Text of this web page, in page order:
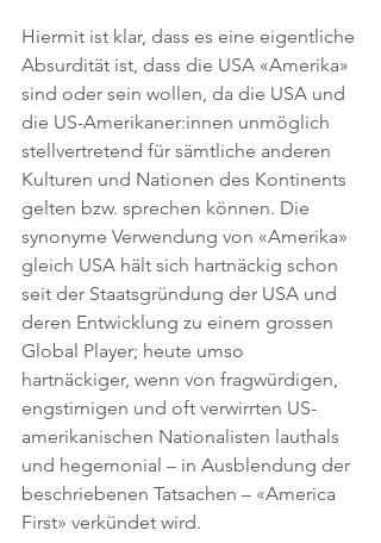
Hiermit ist klar, dass es eine eigentliche
Absurdität ist, dass die USA «Amerika»
sind oder sein wollen, da die USA und
die US-Amerikaner:innen unmöglich
stellvertretend für sämtliche anderen
Kulturen und Nationen des Kontinents
gelten bzw. sprechen können. Die
synonyme Verwendung von «Amerika»
gleich USA hält sich hartnäckig schon
seit der Staatsgründung der USA und
deren Entwicklung zu einem grossen
Global Player; heute umso
hartnäckiger, wenn von fragwürdigen,
engstirnigen und oft verwirrten US-
amerikanischen Nationalisten lauthals
und hegemonial – in Ausblendung der
beschriebenen Tatsachen – «America
First» verkündet wird.